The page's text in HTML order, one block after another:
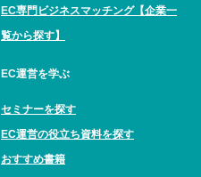
EC専門ビジネスマッチング【企業一
覧から探す】
EC運営を学ぶ
セミナーを探す
EC運営の役立ち資料を探す
おすすめ書籍